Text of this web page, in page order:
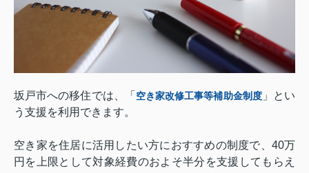
坂戸市への移住では、「 空き家改修工事等補助金制度」とい
う支援を利用できます。
空き家を住居に活用したい方におすすめの制度で、 40万
円を上限として対象経費のおよそ半分を支援してもらえ